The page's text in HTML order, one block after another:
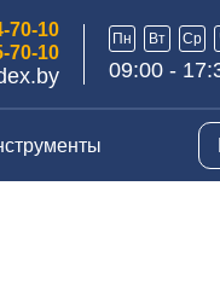
70-10
70-10
Пн Вт Ср
09:00 -